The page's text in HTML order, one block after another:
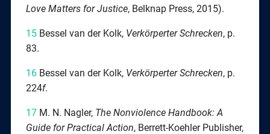
Love Matters for Justice‚ Belknap Press, 2015).
15Bessel van der Kolk, Verkörperter Schrecken, p.
83.
16Bessel van der Kolk, Verkörperter Schrecken, p.
224f.
17M. N. Nagler, The Nonviolence Handbook: A
Guide for Practical Action, Berrett-Koehler Publisher,